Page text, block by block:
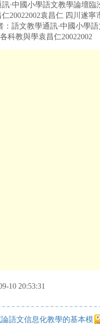
·中國小學語文教學論壇臨
20022002袁昌仁 四川遂寧
：語文教學通訊·中國小學
科教與學袁昌仁20022002
10 20:53:31
語文信息化教學的基本模